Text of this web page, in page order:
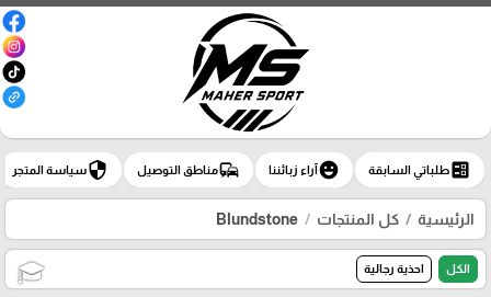
ballotطلباتي السابقة emoji_emotionsآراء زبائننا commuteمناطق التوصيل securityسياسة المتجر
الرئيسية كل المنتجات Blundstone
الكل احذية رجالية